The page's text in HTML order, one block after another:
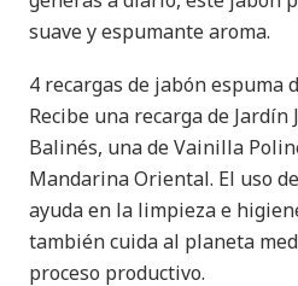
suave y espumante aroma.
4 recargas de jabón espuma
Recibe una recarga de Jardín
Balinés, una de Vainilla
Mandarina Oriental. El uso
ayuda en la limpieza e
también cuida al planeta
proceso productivo.